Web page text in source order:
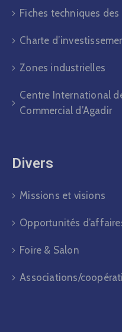
Fiches techniques
Charte
Zones industrielles
Centre International
Commercial d’Agadir
Divers​
Missions et visions
Opportunités
Foire & Salon
Associations/